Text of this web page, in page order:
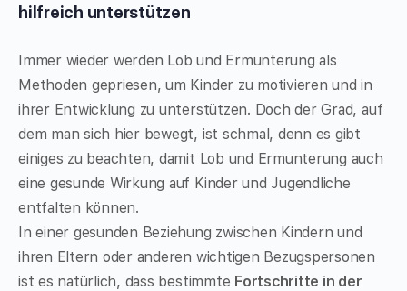
hilfreich unterstützen
Immer wieder werden Lob und Ermunterung als
Methoden gepriesen, um Kinder zu motivieren und in
ihrer Entwicklung zu unterstützen. Doch der Grad, auf
dem man sich hier bewegt, ist schmal, denn es gibt
einiges zu beachten, damit Lob und Ermunterung auch
eine gesunde Wirkung auf Kinder und Jugendliche
entfalten können.
In einer gesunden Beziehung zwischen Kindern und
ihren Eltern oder anderen wichtigen Bezugspersonen
ist es natürlich, dass bestimmte Fortschritte in der